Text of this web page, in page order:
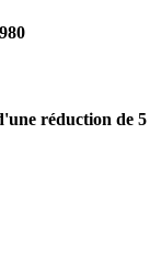
réduction de 5